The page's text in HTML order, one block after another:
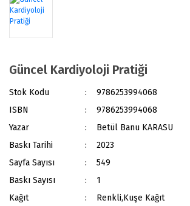
Güncel Kardiyoloji Pratiği
Stok Kodu
9786253994068
ISBN
9786253994068
Yazar
Betül Banu KARASU
Baskı Tarihi
2023
Sayfa Sayısı
549
Baskı Sayısı
1
Kağıt
Renkli,Kuşe Kağıt